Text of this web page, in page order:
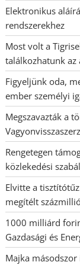
Elektronikus
rendszerekhez
Most volt a
találkozhatunk az
Figyeljünk oda,
ember személyi
Megszavazták a
Rengetegen
közlekedési
Elvitte a
megítélt
1000 milliárd
Gazdasági és
Majka